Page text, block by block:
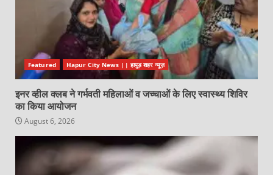
Featured Hapur City News || हापुड़ शहर न्यूज़
इनर व्हील क्लब ने गर्भवती महिलाओं व जच्चाओं के लिए स्वास्थ्य शिविर
का किया आयोजन
August 6, 2026